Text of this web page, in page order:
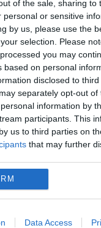
of the sale, sharing to
personal or sensitive
by us, please use the
selection. Please
you may
based on personal
disclosed to
separately opt-out of
information by
participants. This
us to third parties on
that may further
Data Access